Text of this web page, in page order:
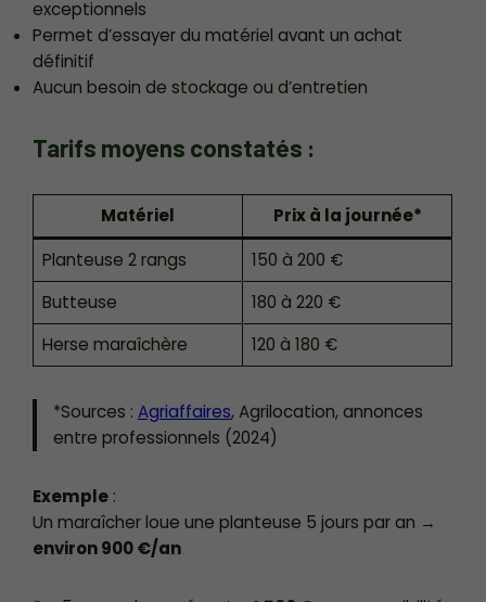
exceptionnels
Permet d’essayer du matériel avant un achat
définitif
Aucun besoin de stockage ou d’entretien
Tarifs moyens constatés :
Matériel
Prix à la journée*
Planteuse 2 rangs
150 à 200 €
Butteuse
180 à 220 €
Herse maraîchère
120 à 180 €
*Sources : Agriaffaires, Agrilocation, annonces
entre professionnels (2024)
Exemple :
Un maraîcher loue une planteuse 5 jours par an →
environ 900 €/an